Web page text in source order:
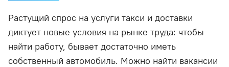
Растущий спрос на услуги такси и доставки
диктует новые условия на рынке труда: чтобы
найти работу, бывает достаточно иметь
собственный автомобиль. Можно найти вакансии